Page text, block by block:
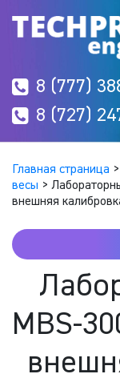
8 (777)
8 (727)
Главная страница >
весы >
внешняя
MBS-